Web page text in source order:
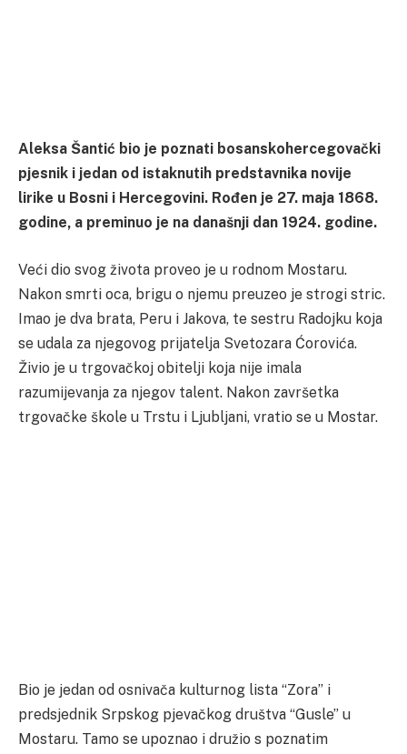
Aleksa Šantić bio je poznati bosanskohercegovački
pjesnik i jedan od istaknutih predstavnika novije
lirike u Bosni i Hercegovini. Rođen je 27. maja 1868.
godine, a preminuo je na današnji dan 1924. godine.
Veći dio svog života proveo je u rodnom Mostaru.
Nakon smrti oca, brigu o njemu preuzeo je strogi stric.
Imao je dva brata, Peru i Jakova, te sestru Radojku koja
se udala za njegovog prijatelja Svetozara Ćorovića.
Živio je u trgovačkoj obitelji koja nije imala
razumijevanja za njegov talent. Nakon završetka
trgovačke škole u Trstu i Ljubljani, vratio se u Mostar.
Bio je jedan od osnivača kulturnog lista “Zora” i
predsjednik Srpskog pjevačkog društva “Gusle” u
Mostaru. Tamo se upoznao i družio s poznatim